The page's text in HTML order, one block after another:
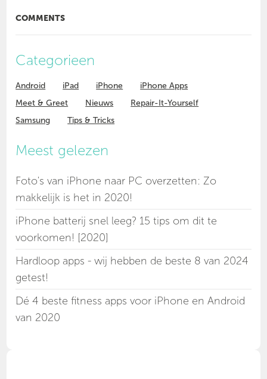
COMMENTS
Categorieen
Android iPad iPhone
iPhone Apps
Meet & Greet
Nieuws
Repair-It-Yourself
Samsung
Tips & Tricks
Meest gelezen
Foto's van iPhone naar PC overzetten: Zo
makkelijk is het in 2020!
iPhone batterij snel leeg? 15 tips om dit te
voorkomen! [2020]
Hardloop apps - wij hebben de beste 8 van 2024
getest!
Dé 4 beste fitness apps voor iPhone en Android
van 2020